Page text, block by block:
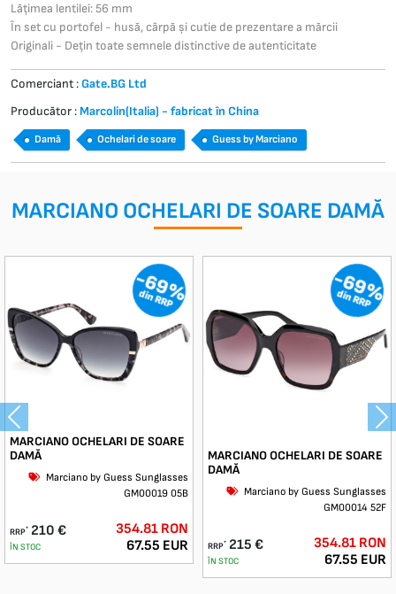
Lățimea lentilei: 56 mm
În set cu portofel - husă, cârpă și cutie de prezentare a mărcii
Originali - Dețin toate semnele distinctive de autenticitate
Comerciant :Gate.BG Ltd
Producător :Marcolin(Italia) - fabricat în China
Damă Ochelari de soare Guess by Marciano
MARCIANO OCHELARI DE SOARE DAMĂ
-69%
din RRP
MARCIANO OCHELARI DE SOARE
DAMĂ
Marciano by Guess Sunglasses
GM00019 05B
RRP* 210 €
ÎN STOC
354.81 RON
67.55 EUR
-69%
din RRP
MARCIANO OCHELARI DE SOARE
DAMĂ
Marciano by Guess Sunglasses
GM00014 52F
RRP* 215 €
ÎN STOC
354.81 RON
67.55 EUR
Previous